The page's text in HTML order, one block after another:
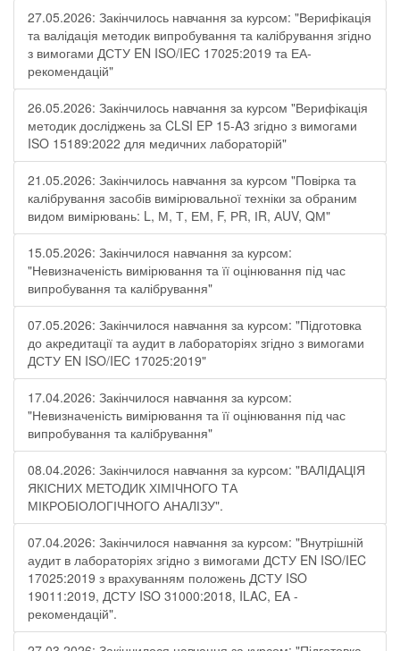
27.05.2026: Закінчилось навчання за курсом: "Верифікація
та валідація методик випробування та калібрування згідно
з вимогами ДСТУ EN ISO/IEC 17025:2019 та ЕА-
рекомендацій"
26.05.2026: Закінчилось навчання за курсом "Верифікація
методик досліджень за CLSI EP 15-A3 згідно з вимогами
ISO 15189:2022 для медичних лабораторій"
21.05.2026: Закінчилось навчання за курсом "Повірка та
калібрування засобів вимірювальної техніки за обраним
видом вимірювань: L, М, Т, ЕМ, F, РR, ІR, АUV, QМ"
15.05.2026: Закінчилося навчання за курсом:
"Невизначеність вимірювання та її оцінювання під час
випробування та калібрування"
07.05.2026: Закінчилося навчання за курсом: "Підготовка
до акредитації та аудит в лабораторіях згідно з вимогами
ДСТУ EN ISO/IEC 17025:2019"
17.04.2026: Закінчилося навчання за курсом:
"Невизначеність вимірювання та її оцінювання під час
випробування та калібрування"
08.04.2026: Закінчилося навчання за курсом: "ВАЛІДАЦІЯ
ЯКІСНИХ МЕТОДИК ХІМІЧНОГО ТА
МІКРОБІОЛОГІЧНОГО АНАЛІЗУ".
07.04.2026: Закінчилося навчання за курсом: "Внутрішній
аудит в лабораторіях згідно з вимогами ДСТУ EN ISO/IEC
17025:2019 з врахуванням положень ДСТУ ISO
19011:2019, ДСТУ ISO 31000:2018, ILAC, EA -
рекомендацій".